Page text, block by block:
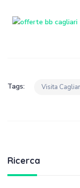
Tags: Visita
Ricerca